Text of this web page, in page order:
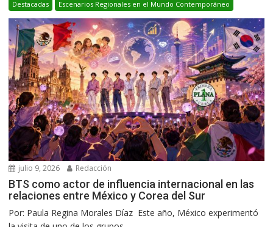
Destacadas Escenarios Regionales en el Mundo Contemporáneo
julio 9, 2026 Redacción
BTS como actor de influencia internacional en las
relaciones entre México y Corea del Sur
Por: Paula Regina Morales Díaz Este año, México experimentó